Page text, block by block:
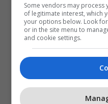
Some vendors may
of legitimate interest, which
your options below. Look
or in the site menu to
and cookie settings.